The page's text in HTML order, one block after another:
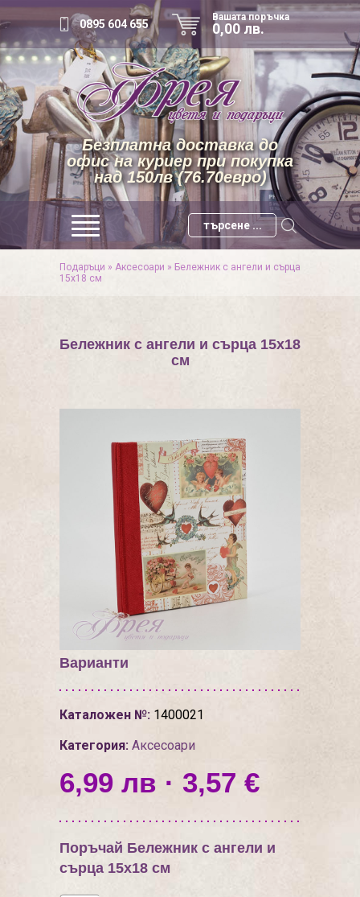
0895 604 655
Вашата поръчка
0,00 лв.
Безплатна доставка до
офис на куриер при покупка
над 150лв (76.70евро)
Подаръци » Аксесоари » Бележник с ангели и сърца
15х18 см
Бележник с ангели и сърца 15х18
см
Варианти
Каталожен №: 1400021
Категория: Аксесоари
6,99 лв · 3,57 €
Поръчай Бележник с ангели и
сърца 15х18 см